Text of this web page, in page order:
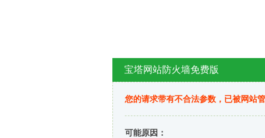
宝塔网站防火墙免费版
您的请求带有不合法参数，已被网站
可能原因：